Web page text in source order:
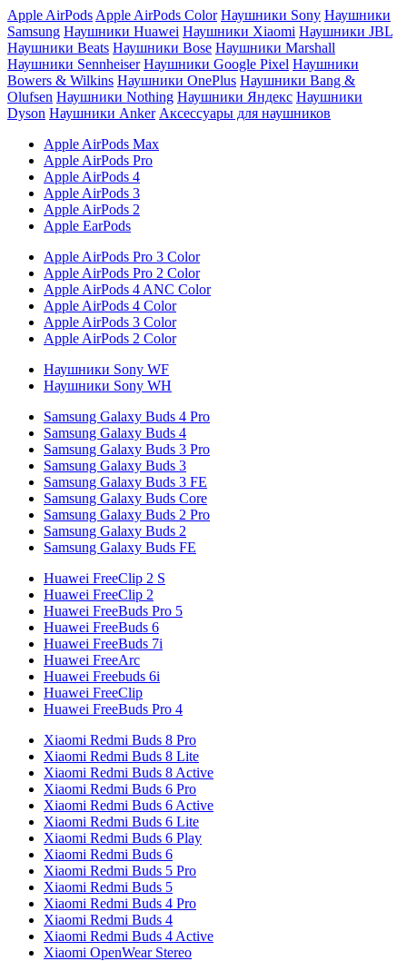
Apple AirPods Apple AirPods Color Наушники Sony Наушники
Samsung Наушники Huawei Наушники Xiaomi Наушники JBL
Наушники Beats Наушники Bose Наушники Marshall
Наушники Sennheiser Наушники Google Pixel Наушники
Bowers & Wilkins Наушники OnePlus Наушники Bang &
Olufsen Наушники Nothing Наушники Яндекс Наушники
Dyson Наушники Anker Аксессуары для наушников
Apple AirPods Max
Apple AirPods Pro
Apple AirPods 4
Apple AirPods 3
Apple AirPods 2
Apple EarPods
Apple AirPods Pro 3 Color
Apple AirPods Pro 2 Color
Apple AirPods 4 ANC Color
Apple AirPods 4 Color
Apple AirPods 3 Color
Apple AirPods 2 Color
Наушники Sony WF
Наушники Sony WH
Samsung Galaxy Buds 4 Pro
Samsung Galaxy Buds 4
Samsung Galaxy Buds 3 Pro
Samsung Galaxy Buds 3
Samsung Galaxy Buds 3 FE
Samsung Galaxy Buds Core
Samsung Galaxy Buds 2 Pro
Samsung Galaxy Buds 2
Samsung Galaxy Buds FE
Huawei FreeClip 2 S
Huawei FreeClip 2
Huawei FreeBuds Pro 5
Huawei FreeBuds 6
Huawei FreeBuds 7i
Huawei FreeArc
Huawei Freebuds 6i
Huawei FreeClip
Huawei FreeBuds Pro 4
Xiaomi Redmi Buds 8 Pro
Xiaomi Redmi Buds 8 Lite
Xiaomi Redmi Buds 8 Active
Xiaomi Redmi Buds 6 Pro
Xiaomi Redmi Buds 6 Active
Xiaomi Redmi Buds 6 Lite
Xiaomi Redmi Buds 6 Play
Xiaomi Redmi Buds 6
Xiaomi Redmi Buds 5 Pro
Xiaomi Redmi Buds 5
Xiaomi Redmi Buds 4 Pro
Xiaomi Redmi Buds 4
Xiaomi Redmi Buds 4 Active
Xiaomi OpenWear Stereo